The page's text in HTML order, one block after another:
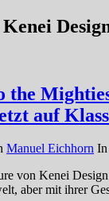
Kenei
the
auf
Manuel Eichhorn In
von Kenei
aber mit ihrer